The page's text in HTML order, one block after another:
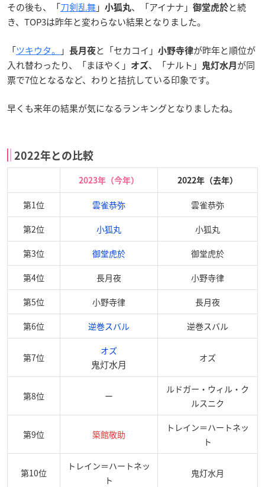
その後も、「刀剣乱舞」 小狐丸、「アイナナ」 御堂虎於と続
き、TOP3は昨年と変わらない結果となりました。
「ツキウタ。 」 長月夜と「セカコイ」 小野寺律が昨年と順位が
入れ替わったり、「まほやく」
オズ 、「ナルト」 鬼灯水月 が同
票で7位となるなど、わりと拮抗している印象です。
早くも来年の結果が気になるランキングとなりましたね。
2022年との比較
2023年（今年） 2022年（去年）
第1位 雲雀恭弥 雲雀恭弥
第2位 小狐丸 小狐丸
第3位 御堂虎於 御堂虎於
第4位 長月夜 小野寺律
第5位 小野寺律 長月夜
第6位 逆巻スバル 逆巻スバル
第7位
オズ
鬼灯水月
オズ
第8位 ー
ルドガー・ウィル・ク
ルスニク
第9位 築館敬助
トレイン＝ハートネッ
ト
第10位
トレイン＝ハートネッ
ト
鬼灯水月